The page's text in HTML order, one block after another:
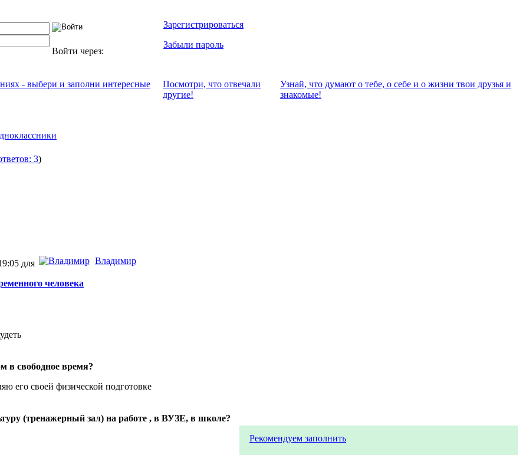
Войти через:
Зарегистрироваться
Забыли пароль
- выбери и заполни интересные
Посмотри, что отвeчали
другие!
Узнай, что думают о тебе, о себе и о жизни твои друзья и
знакомые!
3)
для Владимир
человека
в свободное время?
его своей физической подготовке
(тренажерный зал) на работе , в ВУЗЕ, в школе?
Рекомендуем заполнить